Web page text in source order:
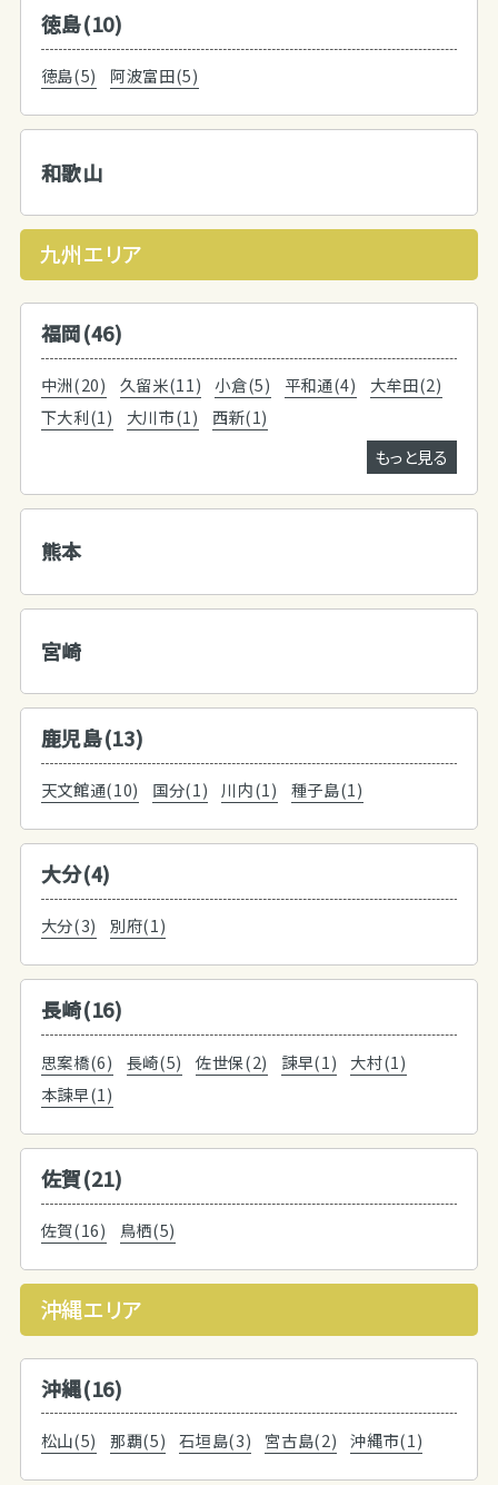
徳島(10)
徳島(5) 阿波富田(5)
和歌山
九州エリア
福岡(46)
中洲(20) 久留米(11) 小倉(5) 平和通(4)
大牟田(2)
下大利(1)
大川市(1)
西新(1)
もっと見る
熊本
宮崎
鹿児島(13)
天文館通(10) 国分(1) 川内(1) 種子島(1)
大分(4)
大分(3) 別府(1)
長崎(16)
思案橋(6) 長崎(5) 佐世保(2) 諫早(1)
大村(1)
本諫早(1)
佐賀(21)
佐賀(16) 鳥栖(5)
沖縄エリア
沖縄(16)
松山(5) 那覇(5) 石垣島(3) 宮古島(2) 沖縄市(1)